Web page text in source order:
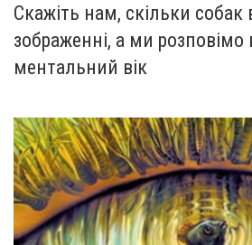
Скажіть нам, скільки собак
зображенні, а ми
ментальний вік